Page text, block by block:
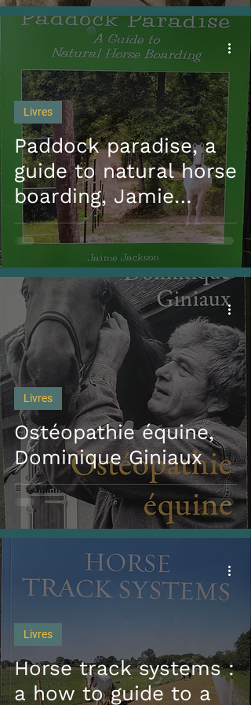
Paddock paradise, a
guide to natural horse
boarding, Jamie
Jackson
Livres
Ostéopathie équine,
Dominique Giniaux
Livres
Horse track systems :
a how to guide to a
Livres